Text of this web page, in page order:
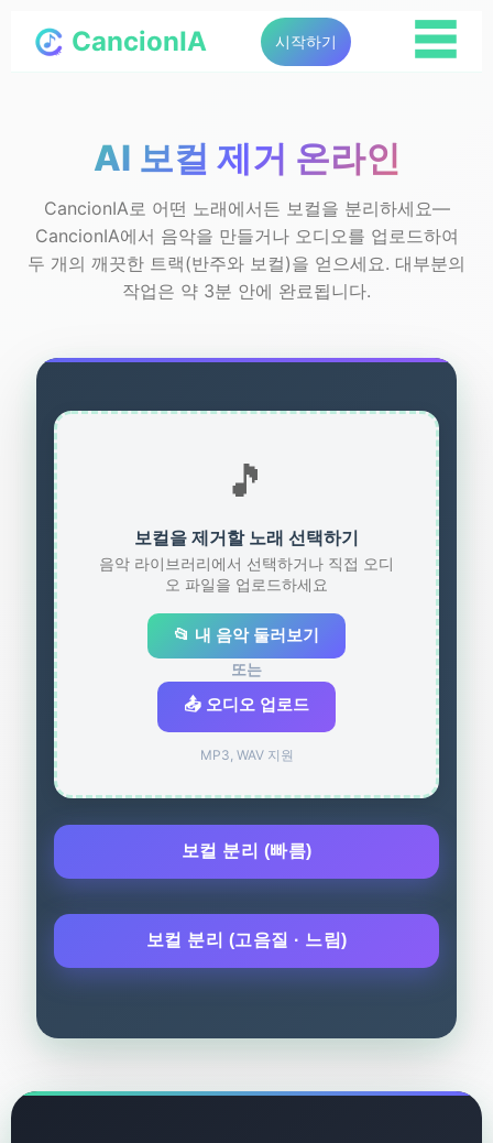
CancionIA 시작하기 ☰
AI 보컬 제거 온라인
CancionIA로 어떤 노래에서든 보컬을 분리하세요—
CancionIA에서 음악을 만들거나 오디오를 업로드하여
두 개의 깨끗한 트랙(반주와 보컬)을 얻으세요. 대부분의
작업은 약 3분 안에 완료됩니다.
🎵
보컬을 제거할 노래 선택하기
음악 라이브러리에서 선택하거나 직접 오디
오 파일을 업로드하세요
📂 내 음악 둘러보기
또는
📤 오디오 업로드
MP3, WAV 지원
보컬 분리 (빠름)
보컬 분리 (고음질 · 느림)